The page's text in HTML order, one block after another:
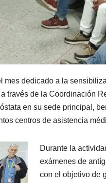
mes dedicado a la
través de la Coordinación
en su sede principal,
centros de asistencia
Durante la
exámenes de
con el objetivo de